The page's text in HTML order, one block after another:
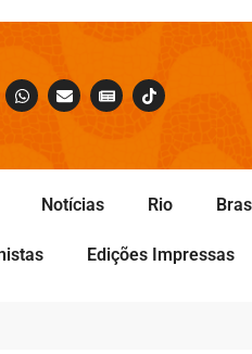
Notícias Rio
Edições Impressas